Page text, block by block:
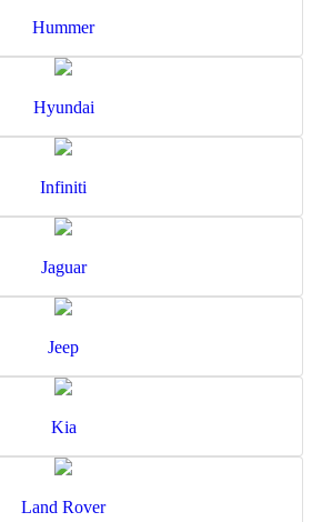
Hummer
Hyundai
Infiniti
Jaguar
Jeep
Kia
Land Rover